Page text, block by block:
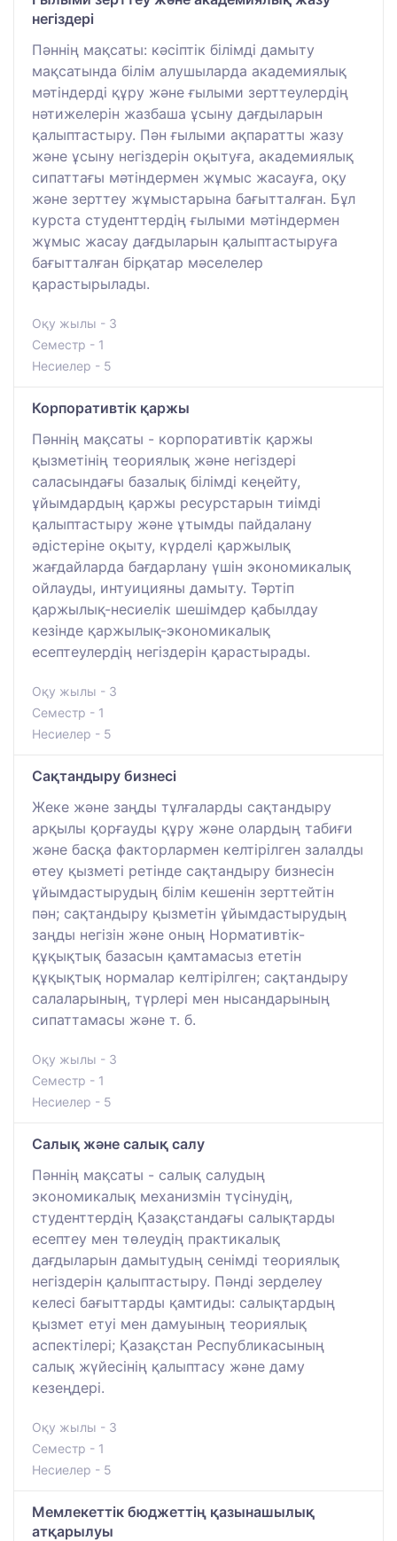
негіздері
Пәннің мақсаты: кәсіптік білімді дамыту
мақсатында білім алушыларда академиялық
мәтіндерді құру және ғылыми зерттеулердің
нәтижелерін жазбаша ұсыну дағдыларын
қалыптастыру. Пән ғылыми ақпаратты жазу
және ұсыну негіздерін оқытуға, академиялық
сипаттағы мәтіндермен жұмыс жасауға, оқу
және зерттеу жұмыстарына бағытталған. Бұл
курста студенттердің ғылыми мәтіндермен
жұмыс жасау дағдыларын қалыптастыруға
бағытталған бірқатар мәселелер
қарастырылады.
Оқу жылы - 3
Семестр - 1
Несиелер - 5
Корпоративтік қаржы
Пәннің мақсаты - корпоративтік қаржы
қызметінің теориялық және негіздері
саласындағы базалық білімді кеңейту,
ұйымдардың қаржы ресурстарын тиімді
қалыптастыру және ұтымды пайдалану
әдістеріне оқыту, күрделі қаржылық
жағдайларда бағдарлану үшін экономикалық
ойлауды, интуицияны дамыту. Тәртіп
қаржылық-несиелік шешімдер қабылдау
кезінде қаржылық-экономикалық
есептеулердің негіздерін қарастырады.
Оқу жылы - 3
Семестр - 1
Несиелер - 5
Сақтандыру бизнесі
Жеке және заңды тұлғаларды сақтандыру
арқылы қорғауды құру және олардың табиғи
және басқа факторлармен келтірілген залалды
өтеу қызметі ретінде сақтандыру бизнесін
ұйымдастырудың білім кешенін зерттейтін
пән; сақтандыру қызметін ұйымдастырудың
заңды негізін және оның Нормативтік-
құқықтық базасын қамтамасыз ететін
құқықтық нормалар келтірілген; сақтандыру
салаларының, түрлері мен нысандарының
сипаттамасы және т. б.
Оқу жылы - 3
Семестр - 1
Несиелер - 5
Салық және салық салу
Пәннің мақсаты - салық салудың
экономикалық механизмін түсінудің,
студенттердің Қазақстандағы салықтарды
есептеу мен төлеудің практикалық
дағдыларын дамытудың сенімді теориялық
негіздерін қалыптастыру. Пәнді зерделеу
келесі бағыттарды қамтиды: салықтардың
қызмет етуі мен дамуының теориялық
аспектілері; Қазақстан Республикасының
салық жүйесінің қалыптасу және даму
кезеңдері.
Оқу жылы - 3
Семестр - 1
Несиелер - 5
Мемлекеттік бюджеттің қазынашылық
атқарылуы